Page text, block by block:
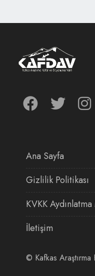
Ana Sayfa
Gizlilik Politikası
KVKK
İletişim
© Kafkas Araştırma